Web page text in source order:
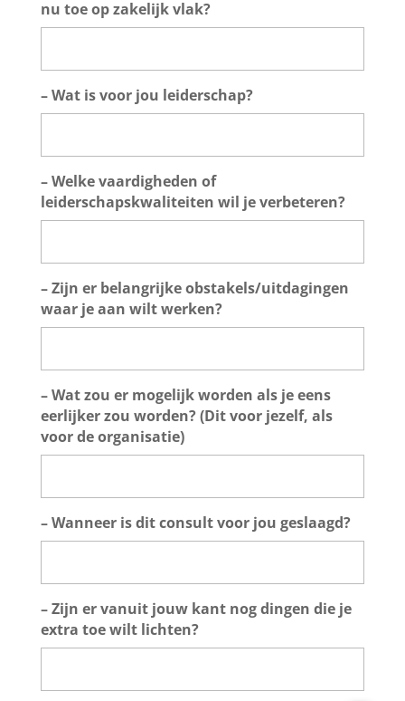
nu toe op zakelijk vlak?
– Wat is voor jou leiderschap?
– Welke vaardigheden of
leiderschapskwaliteiten wil je verbeteren?
– Zijn er belangrijke obstakels/uitdagingen
waar je aan wilt werken?
– Wat zou er mogelijk worden als je eens
eerlijker zou worden? (Dit voor jezelf, als
voor de organisatie)
– Wanneer is dit consult voor jou geslaagd?
– Zijn er vanuit jouw kant nog dingen die je
extra toe wilt lichten?